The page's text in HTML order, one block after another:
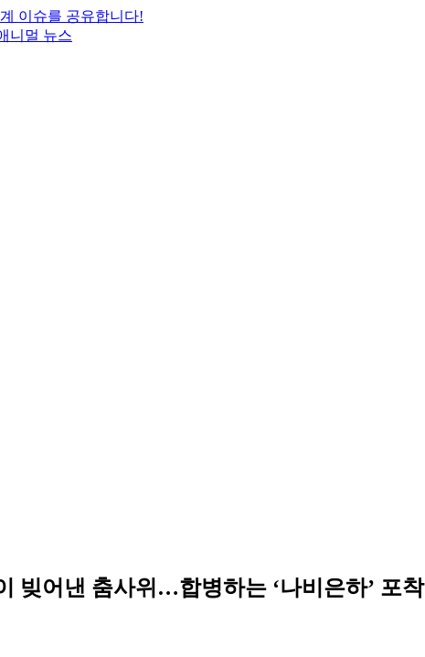
이슈를 공유합니다!
니멀 뉴스
빚어낸 춤사위…합병하는 ‘나비은하’ 포착